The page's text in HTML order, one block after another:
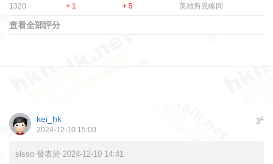
1320 + 1 + 5 英雄所見略同
查看全部評分
3#
kei_hk
2024-12-10 15:00
slsso 發表於 2024-12-10 14:41